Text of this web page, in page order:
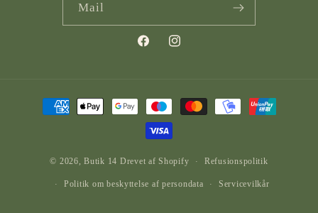
Mail
FacebookInstagram
Betalingsmetoder
© 2026, Butik 14 Drevet af Shopify Refusionspolitik
Politik om beskyttelse af persondata Servicevilkår